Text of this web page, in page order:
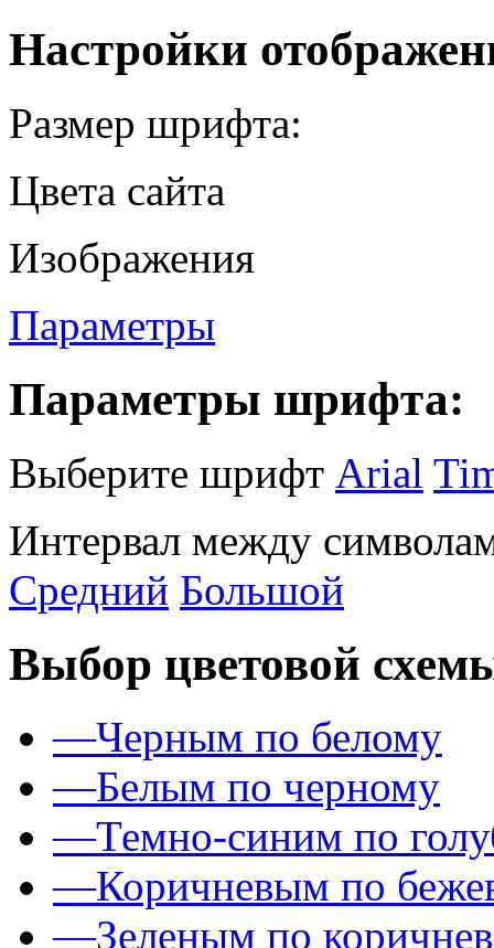
Настройки
Размер шрифта:
Цвета сайта
Изображения
Параметры
Параметры шрифта:
Выберите шрифт Arial
Интервал между
Средний Большой
Выбор цветовой
—Черным по белому
—Белым по черному
—Темно-синим по
—Коричневым по
—Зеленым по